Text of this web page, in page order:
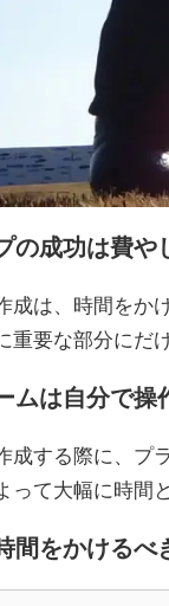
の成功は費や
成は、時間をか
重要な部分にだ
ムは自分で操
成する際に、プ
って大幅に時間
間をかけるべ